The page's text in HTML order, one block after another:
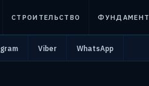
СТРОИТЕЛЬСТВО ФУНДАМЕНТ
Viber WhatsApp